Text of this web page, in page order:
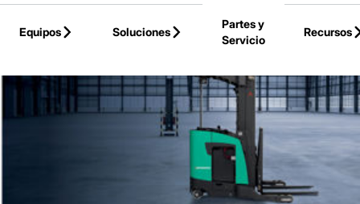
Equipos
Soluciones
Partes y
Servicio
Recursos